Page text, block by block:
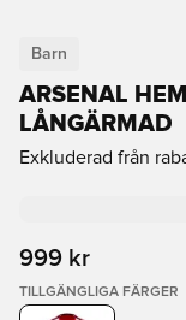
Barn
ARSENAL
LÅNGÄRMAD
Exkluderad från
999 kr
TILLGÄNGLIGA FÄRGER